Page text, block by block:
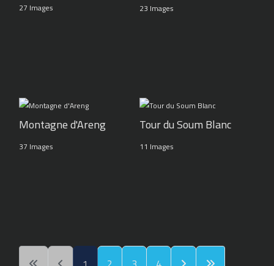
27 Images 23 Images
Montagne d'Areng
37 Images
Tour du Soum Blanc
11 Images